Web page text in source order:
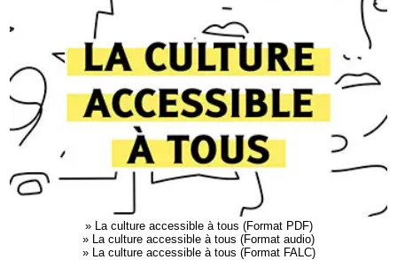
»
La culture accessible à tous (Format PDF)
»
La culture accessible à tous (Format audio)
»
La culture accessible à tous (Format FALC)